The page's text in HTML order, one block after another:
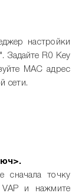
настройки
Задайте R0 Key
MAC адрес
сети.
сначала точку
VAP и нажмите